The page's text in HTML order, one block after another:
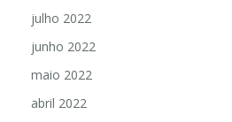
julho 2022
junho 2022
maio 2022
abril 2022